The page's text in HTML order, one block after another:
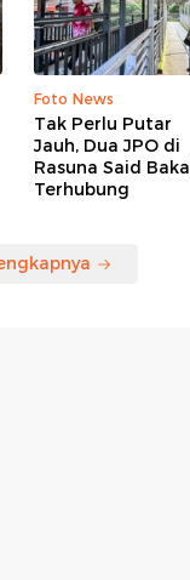
Foto News
Tak Perlu Putar
Jauh, Dua JPO di
Rasuna Said Bakal
Terhubung